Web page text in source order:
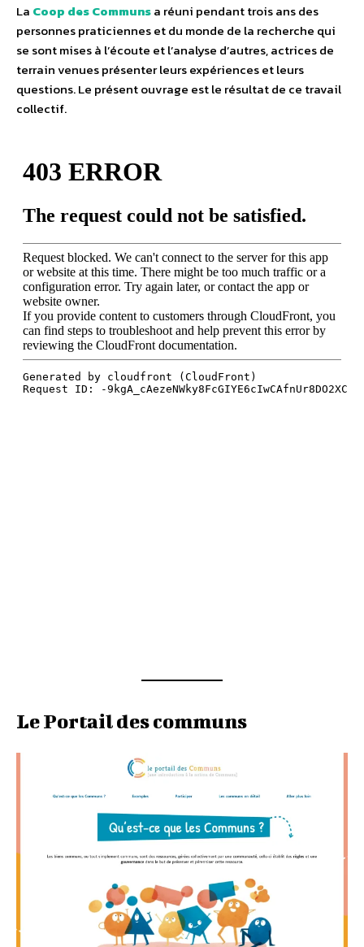
La Coop des Communsa réuni pendant trois ans des
personnes praticiennes et du monde de la recherche qui
se sont mises à l’écoute et l’analyse d’autres, actrices de
terrain venues présenter leurs expériences et leurs
questions. Le présent ouvrage est le résultat de ce travail
collectif.
Le Portail des communs